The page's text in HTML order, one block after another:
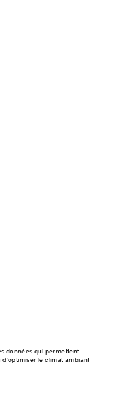
données qui permettent
le climat ambiant